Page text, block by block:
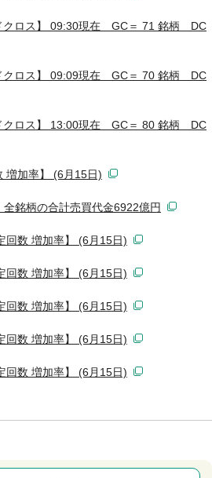
クロス】 09:30現在 GC＝ 71 銘柄 DC
クロス】 09:09現在 GC＝ 70 銘柄 DC
クロス】 13:00現在 GC＝ 80 銘柄 DC
増加率】 (6月15日)
銘柄の合計売買代金6922億円
回数 増加率】 (6月15日)
回数 増加率】 (6月15日)
回数 増加率】 (6月15日)
回数 増加率】 (6月15日)
回数 増加率】 (6月15日)